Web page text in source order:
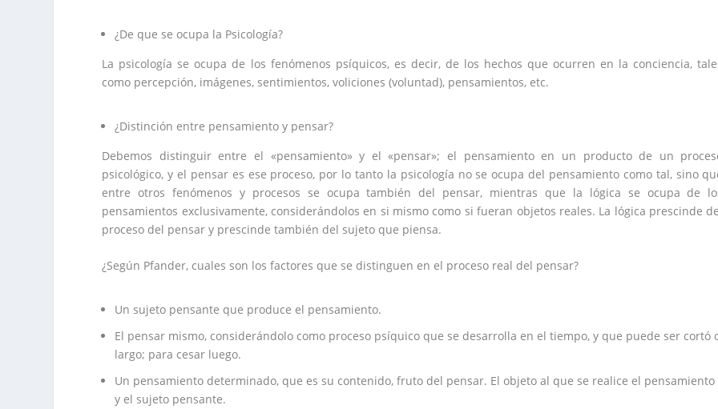
¿De que se ocupa la Psicología?
La psicología se ocupa de los fenómenos psíquicos, es decir, de los hechos que ocurren en la conciencia,
como percepción, imágenes, sentimientos, voliciones (voluntad), pensamientos, etc.
¿Distinción entre pensamiento y pensar?
Debemos distinguir entre el «pensamiento» y el «pensar»; el pensamiento en un producto de un
psicológico, y el pensar es ese proceso, por lo tanto la psicología no se ocupa del pensamiento como tal, sino
entre otros fenómenos y procesos se ocupa también del pensar, mientras que la lógica se ocupa de
pensamientos exclusivamente, considerándolos en si mismo como si fueran objetos reales. La lógica prescinde
proceso del pensar y prescinde también del sujeto que piensa.
¿Según Pfander, cuales son los factores que se distinguen en el proceso real del pensar?
Un sujeto pensante que produce el pensamiento.
El pensar mismo, considerándolo como proceso psíquico que se desarrolla en el tiempo, y que puede ser cortó
largo; para cesar luego.
Un pensamiento determinado, que es su contenido, fruto del pensar. El objeto al que se realice el pensamiento
y el sujeto pensante.